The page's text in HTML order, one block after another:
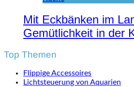
Mit Eckbänken im
Gemütlichkeit in der
Top Themen
Flippige Accessoires
Lichtsteuerung von Aquarien